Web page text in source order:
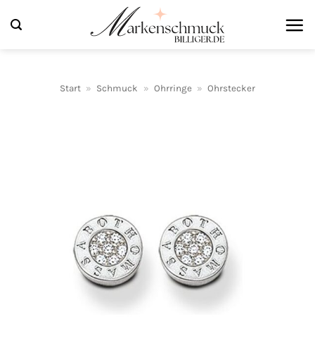
Inhalt
Start » Schmuck » Ohrringe » Ohrstecker